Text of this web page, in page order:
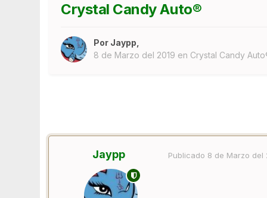
Crystal Candy Auto®
Por Jaypp
8 de Marzo del 2019 en Crystal Candy
Jaypp Publicado 8 de Marzo del